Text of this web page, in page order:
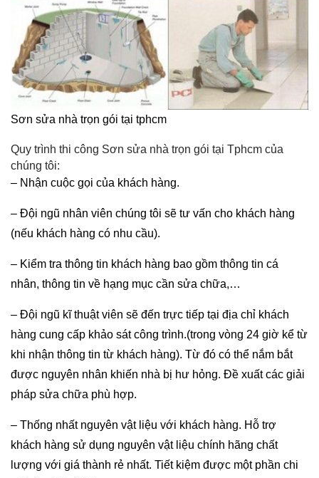
Sơn sửa nhà trọn gói tại tphcm
Quy trình thi công Sơn sửa nhà trọn gói tại Tphcm của
chúng tôi:
– Nhận cuộc gọi của khách hàng.
– Đội ngũ nhân viên chúng tôi sẽ tư vấn cho khách hàng
(nếu khách hàng có nhu cầu).
– Kiểm tra thông tin khách hàng bao gồm thông tin cá
nhân, thông tin về hạng mục cần sửa chữa,…
– Đội ngũ kĩ thuật viên sẽ đến trực tiếp tại địa chỉ khách
hàng cung cấp khảo sát công trình.(trong vòng 24 giờ kể từ
khi nhận thông tin từ khách hàng). Từ đó có thể nắm bắt
được nguyên nhân khiến nhà bị hư hỏng. Đề xuất các giải
pháp sửa chữa phù hợp.
– Thống nhất nguyên vật liệu với khách hàng. Hỗ trợ
khách hàng sử dụng nguyên vật liệu chính hãng chất
lượng với giá thành rẻ nhất. Tiết kiệm được một phần chi